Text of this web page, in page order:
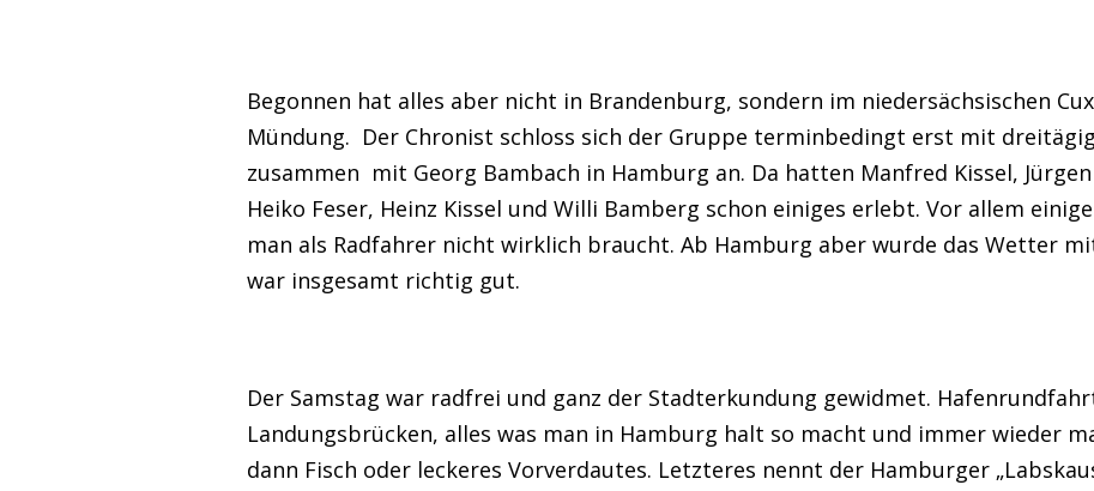
Begonnen hat alles aber nicht in Brandenburg, sondern im niedersächsischen
Mündung. Der Chronist schloss sich der Gruppe terminbedingt erst mit
zusammen mit Georg Bambach in Hamburg an. Da hatten Manfred Kissel, Jürgen
Heiko Feser, Heinz Kissel und Willi Bamberg schon einiges erlebt. Vor allem
man als Radfahrer nicht wirklich braucht. Ab Hamburg aber wurde das Wetter
war insgesamt richtig gut.
Der Samstag war radfrei und ganz der Stadterkundung gewidmet.
Landungsbrücken, alles was man in Hamburg halt so macht und immer wieder
dann Fisch oder leckeres Vorverdautes. Letzteres nennt der Hamburger